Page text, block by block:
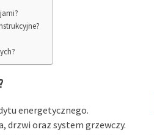
energetycznego.
drzwi oraz system grzewczy.